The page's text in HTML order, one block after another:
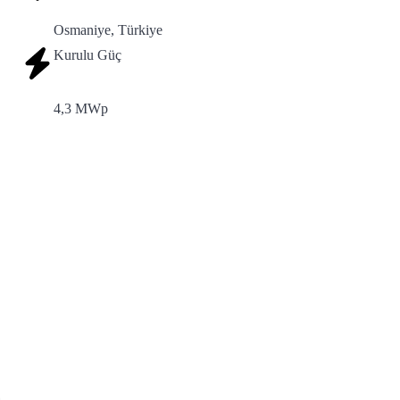
Osmaniye, Türkiye
Kurulu Güç
4,3 MWp